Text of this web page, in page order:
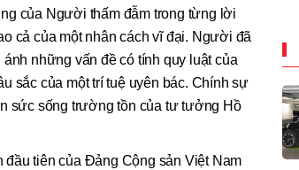
của Người thấm đẫm trong từng lời
cả của một nhân cách vĩ đại. Người đã
những vấn đề có tính quy luật của
sắc của một trí tuệ uyên bác. Chính sự
sức sống trường tồn của tư tưởng Hồ
tiên của Đảng Cộng sản Việt Nam